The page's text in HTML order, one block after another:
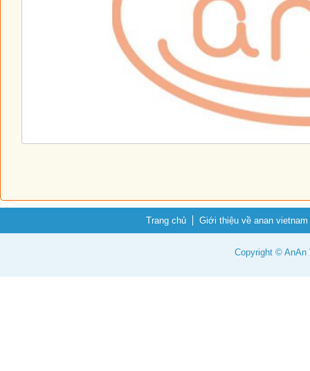
Trang chủ Giới thiệu về anan vietnam
Copyright © AnAn